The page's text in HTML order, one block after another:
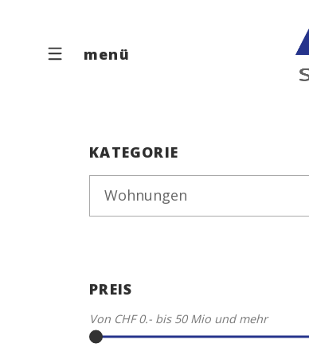
menü
KATEGORIE
Wohnungen
PREIS
Von CHF 0.- bis 50 Mio und mehr